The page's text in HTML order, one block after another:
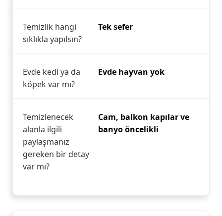
Temizlik hangi
sıklıkla yapılsın?
Tek sefer
Evde kedi ya da
köpek var mı?
Evde hayvan yok
Temizlenecek
alanla ilgili
paylaşmanız
gereken bir detay
var mı?
Cam, balkon kapılar ve
banyo öncelikli